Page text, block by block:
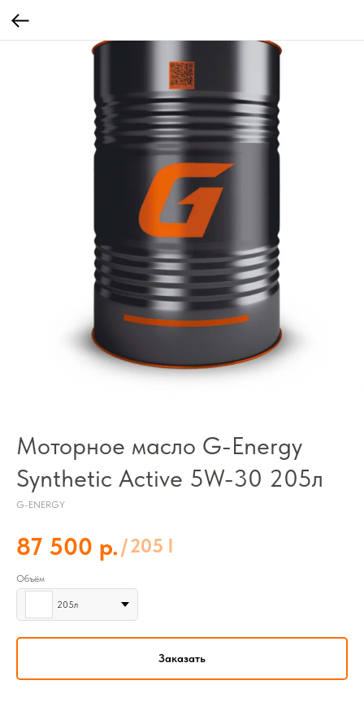
Моторное масло G-Energy
Synthetic Active 5W-30 205л
G-ENERGY
87 500 р. /205 l
Объём
205л
Заказать